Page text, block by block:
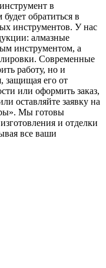
в
обратиться в
инструментов. У нас
алмазные
инструментом, а
Современные
работу, но и
защищая его от
или оформить заказ,
оставляйте заявку на
Мы готовы
и отделки
все ваши